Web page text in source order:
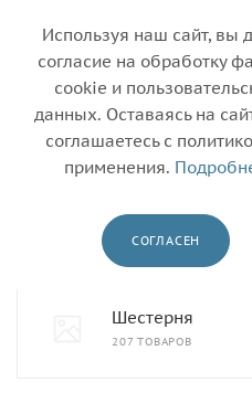
Бушинги и
Главная — Каталог —
Бушинги
171 ТОВАР
Шестерня
207 ТОВАРОВ
Используя наш сайт, вы
согласие на обработку
cookie и
данных. Оставаясь на
соглашаетесь с
применения.
СОГЛАСЕН